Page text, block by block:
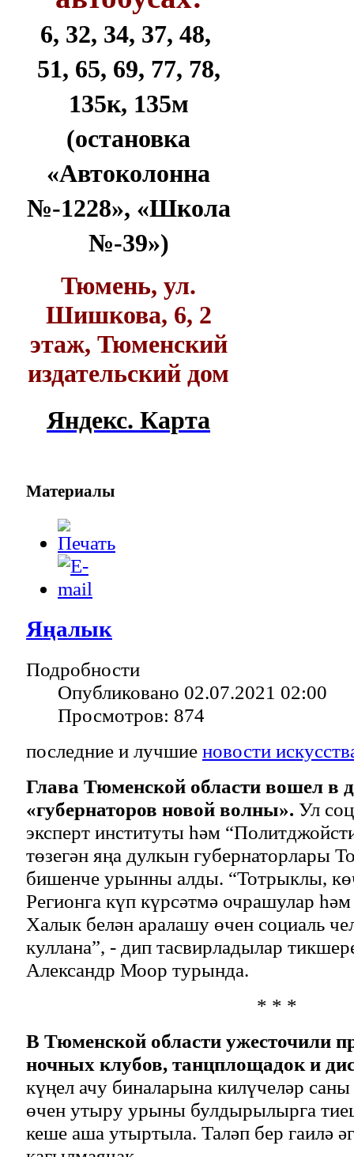
6, 32, 34, 37, 48,
51, 65, 69, 77, 78,
135к, 135м
(остановка
«Автоколонна
№-1228», «Школа
№-39»)
Тюмень, ул.
Шишкова, 6, 2
этаж, Тюменский
издательский дом
Яндекс. Карта
Материалы
Яңалык
Подробности
Опубликовано 02.07.2021 02:00
Просмотров: 874
последние и лучшие новости
Глава Тюменской области вошел в
«губернаторов новой волны». Ул
эксперт институты һәм
төзегән яңа дулкын губернаторлары
бишенче урынны алды. “Тотрыклы,
Регионга күп күрсәтмә очрашулар
Халык белән аралашу өчен социаль
куллана”, - дип тасвирладылар
Александр Моор турында.
* * *
В Тюменской области ужесточили
ночных клубов, танцплощадок и
күңел ачу биналарына килүчеләр
өчен утыру урыны булдырылырга
кеше аша утыртыла. Таләп бер гаилә